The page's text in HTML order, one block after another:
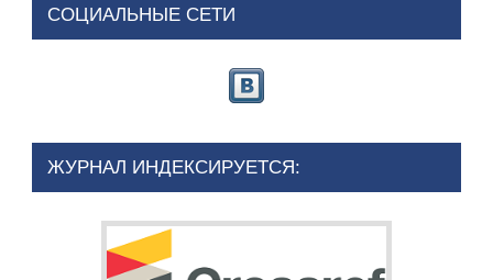
СОЦИАЛЬНЫЕ СЕТИ
ЖУРНАЛ ИНДЕКСИРУЕТСЯ: